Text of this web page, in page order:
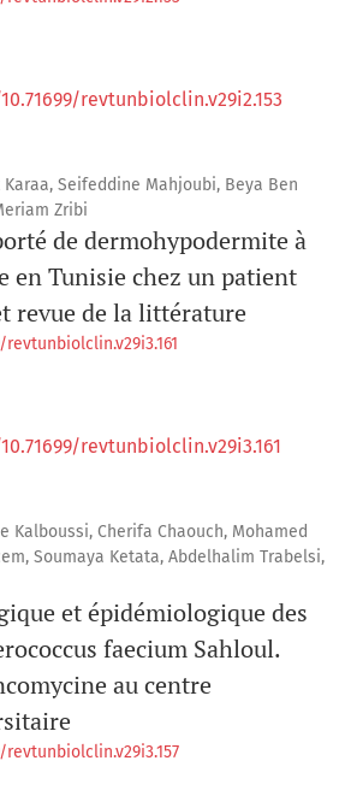
revtunbiolclin.v29i2.153
Seifeddine Mahjoubi, Beya Ben
Zribi
de dermohypodermite à
en Tunisie chez un patient
revue de la littérature
revtunbiolclin.v29i3.161
Kalboussi, Cherifa Chaouch, Mohamed
Soumaya Ketata, Abdelhalim Trabelsi,
et épidémiologique des
faecium Sahloul.
au centre